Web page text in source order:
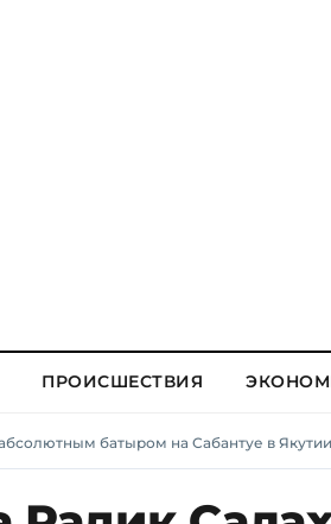
ПРОИСШЕСТВИЯ
батыром на Сабантуе в Якутии